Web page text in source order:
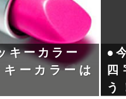
キーカラー
ーカラーは
●
う